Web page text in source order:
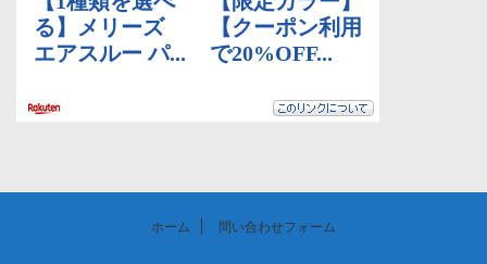
ホーム 問い合わせフォーム